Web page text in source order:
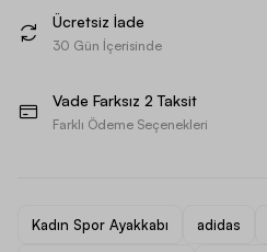
Ücretsiz İade
30 Gün İçerisinde
Vade Farksız 2 Taksit
Farklı Ödeme Seçenekleri
Kadın Spor Ayakkabı adidas